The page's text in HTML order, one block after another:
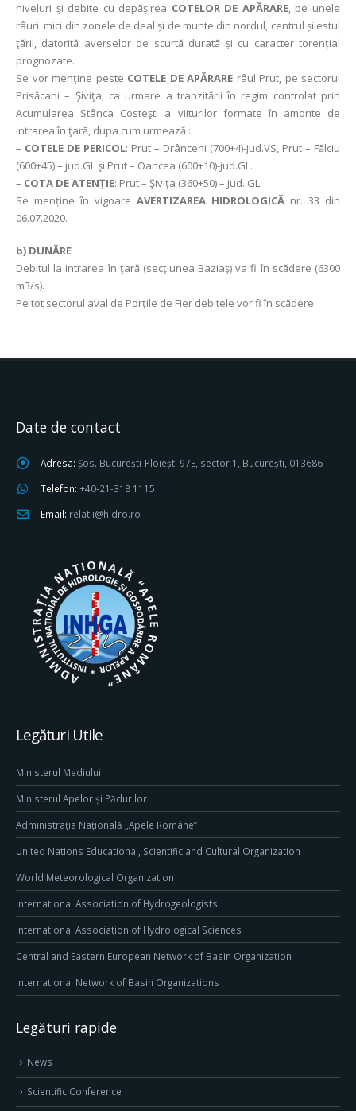
niveluri și debite cu depășirea COTELOR DE APĂRARE, pe unele
râuri mici din zonele de deal și de munte din nordul, centrul și estul
ţării, datorită averselor de scurtă durată și cu caracter torențial
prognozate.
Se vor menţine peste COTELE DE APĂRARE râul Prut, pe sectorul
Prisăcani – Şiviţa, ca urmare a tranzitării în regim controlat prin
Acumularea Stânca Costeşti a viiturilor formate în amonte de
intrarea în ţară, dupa cum urmează :
– COTELE DE PERICOL: Prut – Drânceni (700+4)-jud.VS, Prut – Fălciu
(600+45) – jud.GL şi Prut – Oancea (600+10)-jud.GL.
– COTA DE ATENȚIE: Prut – Şiviţa (360+50) – jud. GL.
Se menține în vigoare AVERTIZAREA HIDROLOGICĂ nr. 33 din
06.07.2020.
b) DUNĂRE
Debitul la intrarea în ţară (secţiunea Baziaş) va fi în scădere (6300
m3/s).
Pe tot sectorul aval de Porţile de Fier debitele vor fi în scădere.
Date de contact
Adresa: Șos. București-Ploiești 97E, sector 1, București, 013686
Telefon: +40-21-318 1115
Email: relatii@hidro.ro
Legături Utile
Ministerul Mediului
Ministerul Apelor și Pădurilor
Administrația Națională „Apele Române”
United Nations Educational, Scientific and Cultural Organization
World Meteorological Organization
International Association of Hydrogeologists
International Association of Hydrological Sciences
Central and Eastern European Network of Basin Organization
International Network of Basin Organizations
Legături rapide
News
Scientific Conference